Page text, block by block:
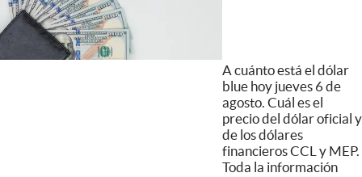
A cuánto está el dólar
blue hoy jueves 6 de
agosto. Cuál es el
precio del dólar oficial y
de los dólares
financieros CCL y MEP.
Toda la información